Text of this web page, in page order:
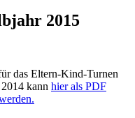
2015
das Eltern-Kind-Turnen
kann hier als PDF